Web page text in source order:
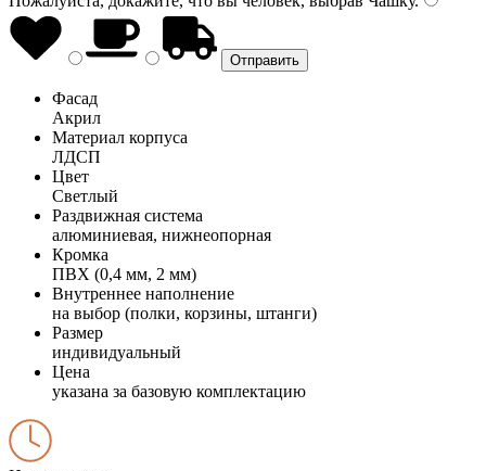
Фасад
Акрил
Материал корпуса
ЛДСП
Цвет
Светлый
Раздвижная система
алюминиевая, нижнеопорная
Кромка
ПВХ (0,4 мм, 2 мм)
Внутреннее наполнение
на выбор (полки, корзины, штанги)
Размер
индивидуальный
Цена
указана за базовую комплектацию